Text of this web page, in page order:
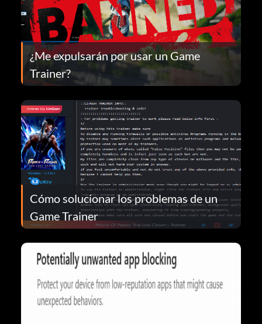
¿Me expulsarán por usar un Game
Trainer?
Cómo solucionar los problemas de un
Game Trainer